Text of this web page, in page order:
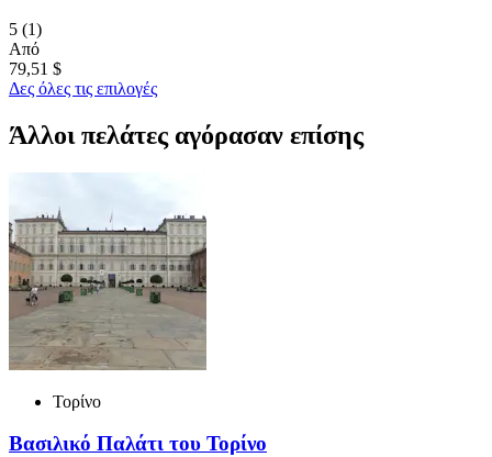
5 (1)
Από
79,51 $
Δες όλες τις επιλογές
Άλλοι πελάτες αγόρασαν επίσης
Τορίνο
Βασιλικό Παλάτι του Τορίνο